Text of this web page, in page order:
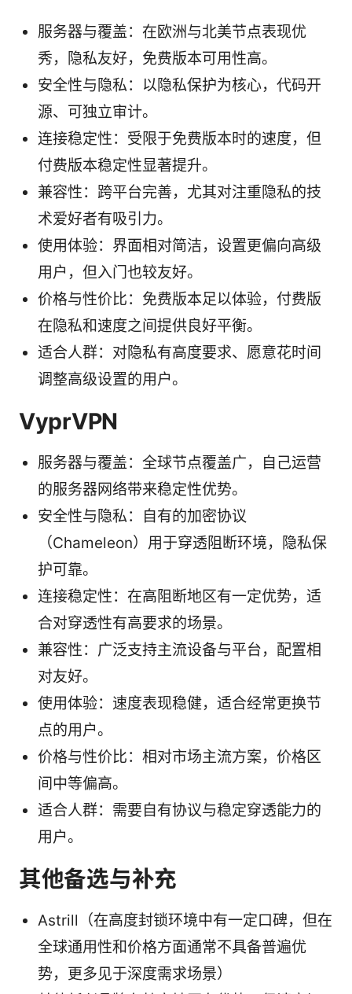
服务器与覆盖：在欧洲与北美节点表现优
秀，隐私友好，免费版本可用性高。
安全性与隐私：以隐私保护为核心，代码开
源、可独立审计。
连接稳定性：受限于免费版本时的速度，但
付费版本稳定性显著提升。
兼容性：跨平台完善，尤其对注重隐私的技
术爱好者有吸引力。
使用体验：界面相对简洁，设置更偏向高级
用户，但入门也较友好。
价格与性价比：免费版本足以体验，付费版
在隐私和速度之间提供良好平衡。
适合人群：对隐私有高度要求、愿意花时间
调整高级设置的用户。
VyprVPN
服务器与覆盖：全球节点覆盖广，自己运营
的服务器网络带来稳定性优势。
安全性与隐私：自有的加密协议
（Chameleon）用于穿透阻断环境，隐私保
护可靠。
连接稳定性：在高阻断地区有一定优势，适
合对穿透性有高要求的场景。
兼容性：广泛支持主流设备与平台，配置相
对友好。
使用体验：速度表现稳健，适合经常更换节
点的用户。
价格与性价比：相对市场主流方案，价格区
间中等偏高。
适合人群：需要自有协议与稳定穿透能力的
用户。
其他备选与补充
Astrill（在高度封锁环境中有一定口碑，但在
全球通用性和价格方面通常不具备普遍优
势，更多见于深度需求场景）